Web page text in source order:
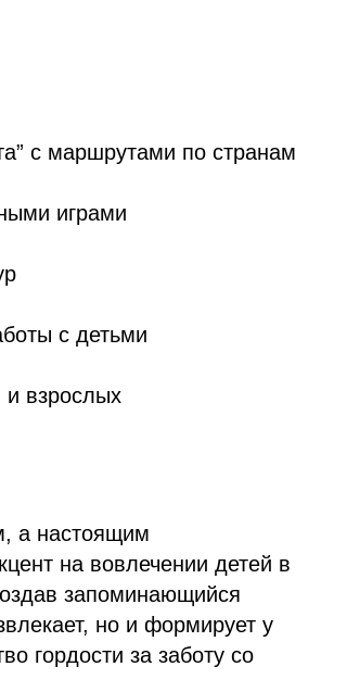
с маршрутами по странам
играми
с детьми
и взрослых
а настоящим
на вовлечении детей в
запоминающийся
но и формирует у
гордости за заботу со